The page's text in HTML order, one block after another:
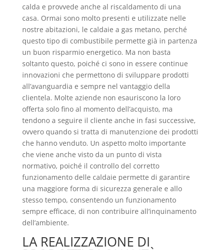
calda e provvede anche al riscaldamento di una
casa. Ormai sono molto presenti e utilizzate nelle
nostre abitazioni, le caldaie a gas metano, perché
questo tipo di combustibile permette già in partenza
un buon risparmio energetico. Ma non basta
soltanto questo, poiché ci sono in essere continue
innovazioni che permettono di sviluppare prodotti
all’avanguardia e sempre nel vantaggio della
clientela. Molte aziende non esauriscono la loro
offerta solo fino al momento dell’acquisto, ma
tendono a seguire il cliente anche in fasi successive,
ovvero quando si tratta di manutenzione dei prodotti
che hanno venduto. Un aspetto molto importante
che viene anche visto da un punto di vista
normativo, poiché il controllo del corretto
funzionamento delle caldaie permette di garantire
una maggiore forma di sicurezza generale e allo
stesso tempo, consentendo un funzionamento
sempre efficace, di non contribuire all’inquinamento
dell’ambiente.
LA REALIZZAZIONE DI